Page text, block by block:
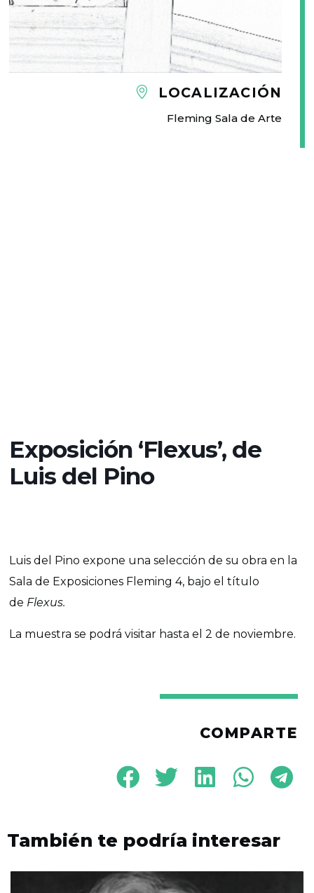
LOCALIZACIÓN
Fleming Sala de Arte
Exposición ‘Flexus’, de
Luis del Pino
Luis del Pino expone una selección de su obra en la
Sala de Exposiciones Fleming 4, bajo el título
de Flexus.
La muestra se podrá visitar hasta el 2 de noviembre.
COMPARTE
También te podría interesar